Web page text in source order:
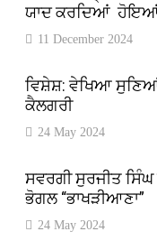
ਯਾਦ ਕਰਦਿਆਂ ਹੋਇਆਂ
11 December 2024
ਵਿਸ਼ੇਸ਼: ਵੇਖਿਆ
ਕੈਲਗਰੀ
24 May 2024
ਸਵਰਗੀ ਸੁਰਜੀਤ
ਭੋਗਲ “ਭਾਖੜੀਆਣਾ”
24 May 2024